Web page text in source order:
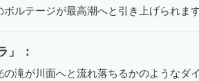
ルテージが最高潮へと引き上げられます
」 ：
滝が川面へと流れ落ちるかのようなダ